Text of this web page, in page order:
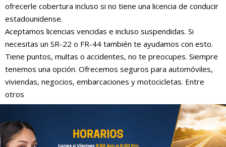
ofrecerle cobertura incluso si no tiene una licencia de conducir
estadounidense.
Aceptamos licencias vencidas e incluso suspendidas. Si
necesitas un SR-22 o FR-44 también te ayudamos con esto.
Tiene puntos, multas o accidentes, no te preocupes. Siempre
tenemos una opción. Ofrecemos seguros para automóviles,
viviendas, negocios, embarcaciones y motocicletas. Entre
otros